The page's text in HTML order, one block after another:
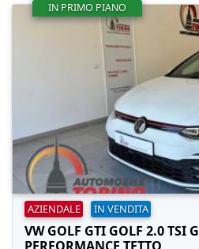
IN PRIMO PIANO
AZIENDALE IN VENDITA
VW GOLF GTI GOLF 2.0 TSI